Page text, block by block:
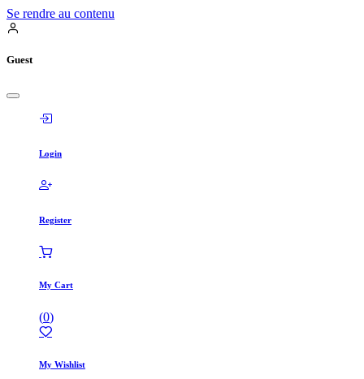
Se rendre au contenu
Guest
Login
Register
My Cart
(0)
My Wishlist